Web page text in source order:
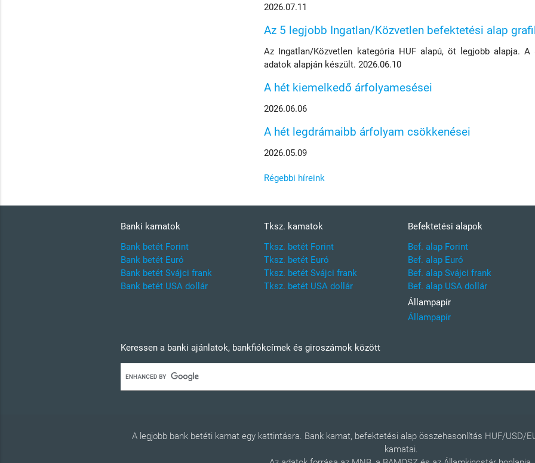
2026.07.11
Az 5 legjobb Ingatlan/Közvetlen befektetési alap
Az Ingatlan/Közvetlen kategória HUF alapú, öt legjobb alapja. A
adatok alapján készült. 2026.06.10
A hét kiemelkedő árfolyamesései
2026.06.06
A hét legdrámaibb árfolyam csökkenései
2026.05.09
Régebbi híreink
Banki kamatok
Bank betét Forint
Bank betét Euró
Bank betét Svájci frank
Bank betét USA dollár
Tksz. kamatok
Tksz. betét Forint
Tksz. betét Euró
Tksz. betét Svájci frank
Tksz. betét USA dollár
Befektetési alapok
Bef. alap Forint
Bef. alap Euró
Bef. alap Svájci frank
Bef. alap USA dollár
Állampapír
Állampapír
Keressen a banki ajánlatok, bankfiókcímek és giroszámok között
A legjobb bank betéti kamat egy kattintásra. Bank kamat, befektetési alap összehasonlítás HUF/USD/
kamatai.